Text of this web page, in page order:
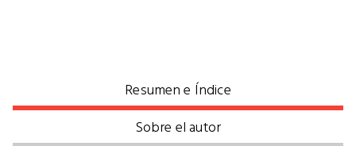
Resumen e Índice
Sobre el autor